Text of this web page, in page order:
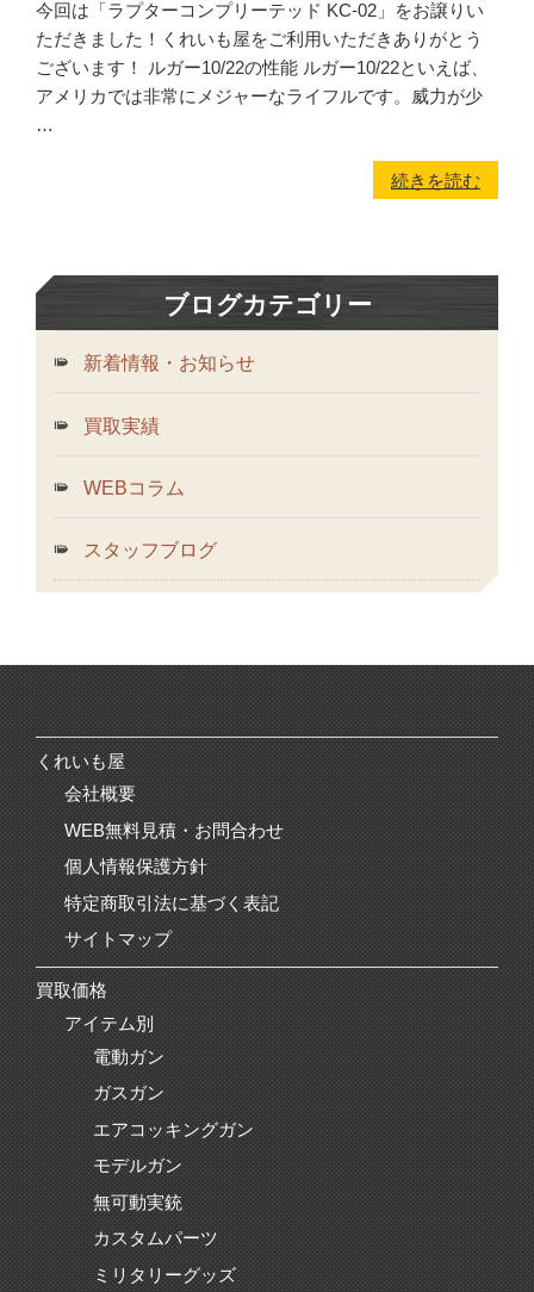
今回は「ラプターコンプリーテッド KC-02」をお譲りい
ただきました！くれいも屋をご利用いただきありがとう
ございます！ ルガー10/22の性能 ルガー10/22といえば、
アメリカでは非常にメジャーなライフルです。威力が少
…
続きを読む
ブログカテゴリー
新着情報・お知らせ
買取実績
WEBコラム
スタッフブログ
くれいも屋
会社概要
WEB無料見積・お問合わせ
個人情報保護方針
特定商取引法に基づく表記
サイトマップ
買取価格
アイテム別
電動ガン
ガスガン
エアコッキングガン
モデルガン
無可動実銃
カスタムパーツ
ミリタリーグッズ